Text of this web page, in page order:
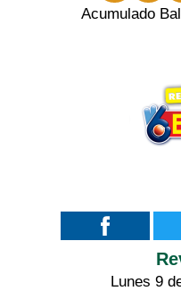
Acumulado
Lunes 9